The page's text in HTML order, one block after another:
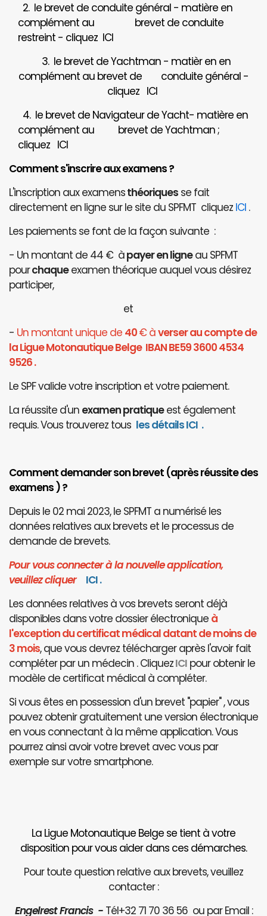
2. le brevet de conduite général - matière en
complément au brevet de conduite
restreint - cliquez ICI
3. le brevet de Yachtman - matièr en en
complément au brevet de
conduite général -
cliquez ICI
4. le brevet de Navigateur de Yacht- matière en
complément au brevet de Yachtman ;
cliquez ICI
Comment s'inscrire aux examens ?
L'inscription aux examensthéoriques se fait
directement en ligne sur le site du SPFMT cliquez ICI .
Les paiements se font de la façon suivante :
- Un montant de 44 € àpayer en ligneau SPFMT
pourchaqueexamen théorique auquel vous désirez
participer,
et
- Un montant unique de 40€ àverser au compte de
la Ligue Motonautique Belge IBAN BE59 3600 4534
9526 .
Le SPF valide votre inscription et votre paiement.
La réussite d'un examen pratiqueest également
requis. Vous trouverez tous les détails ICI .
Comment demander son brevet (après réussite des
examens ) ?
Depuis le 02 mai 2023, le SPFMT a numérisé les
données relatives aux brevets et le processus de
demande de brevets.
Pour vous connecter à la nouvelle application,
veuillez cliquer ICI.
Les données relatives à vos brevets seront déjà
disponibles dans votre dossier électronique à
l'exception du certificat médical datant de moins de
3 mois, que vous devrez télécharger après l'avoir fait
compléter par un médecin . CliquezICI pour obtenir le
modèle de certificat médical à compléter.
Si vous êtes en possession d'un brevet "papier" , vous
pouvez obtenir gratuitement une version électronique
en vous connectant à la même application. Vous
pourrez ainsi avoir votre brevet avec vous par
exemple sur votre smartphone.
La Ligue Motonautique Belge se tient à votre
disposition pour vous aider dans ces démarches.
Pour toute question relative aux brevets, veuillez
contacter :
Engelrest Francis -Tél+32 71 70 36 56 ou par Email :